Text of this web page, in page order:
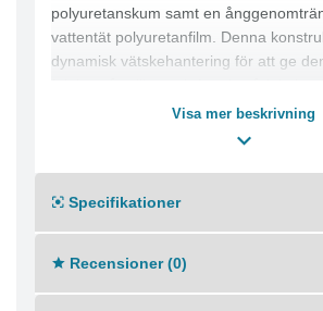
polyuretanskum samt en
vattentät polyuretanfilm. Denna
dynamisk vätskehantering för att ge
användas till bla trycksår, ben-och
sår, kirurgiska sår samt 1:a och 2:a
Visa mer beskrivning
Specifikationer
Recensioner (0)